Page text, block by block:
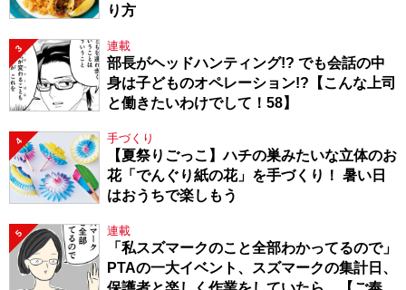
り方
3 連載
部長がヘッドハンティング!? でも会話の中
身は子どものオペレーション!?【こんな上司
と働きたいわけでして！58】
4 手づくり
【夏祭りごっこ】ハチの巣みたいな立体のお
花「でんぐり紙の花」を手づくり！ 暑い日
はおうちで楽しもう
5 連載
「私スズマークのこと全部わかってるので」
PTAの一大イベント、スズマークの集計日、